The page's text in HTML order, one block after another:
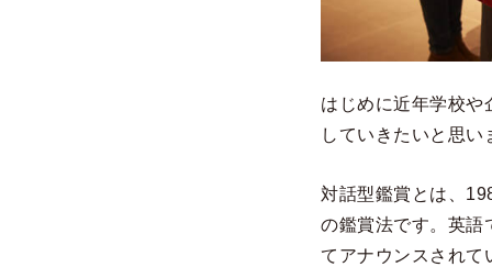
はじめに近年学校や
していきたいと思い
対話型鑑賞とは、
の鑑賞法です。英
てアナウンスされて